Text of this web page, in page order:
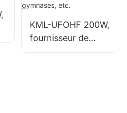
d'éclairage
intérieur.
KML-UFOHF 200W,
fournisseur de
luminaires LED